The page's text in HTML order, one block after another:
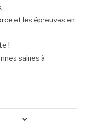
et les épreuves en
!
saines à